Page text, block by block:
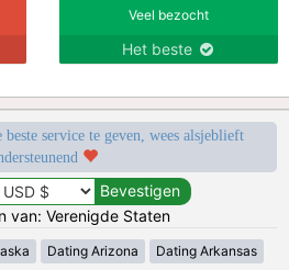
Veel bezocht
Het beste
service te geven, wees alsjeblieft
van: Verenigde Staten
Dating Arizona Dating Arkansas